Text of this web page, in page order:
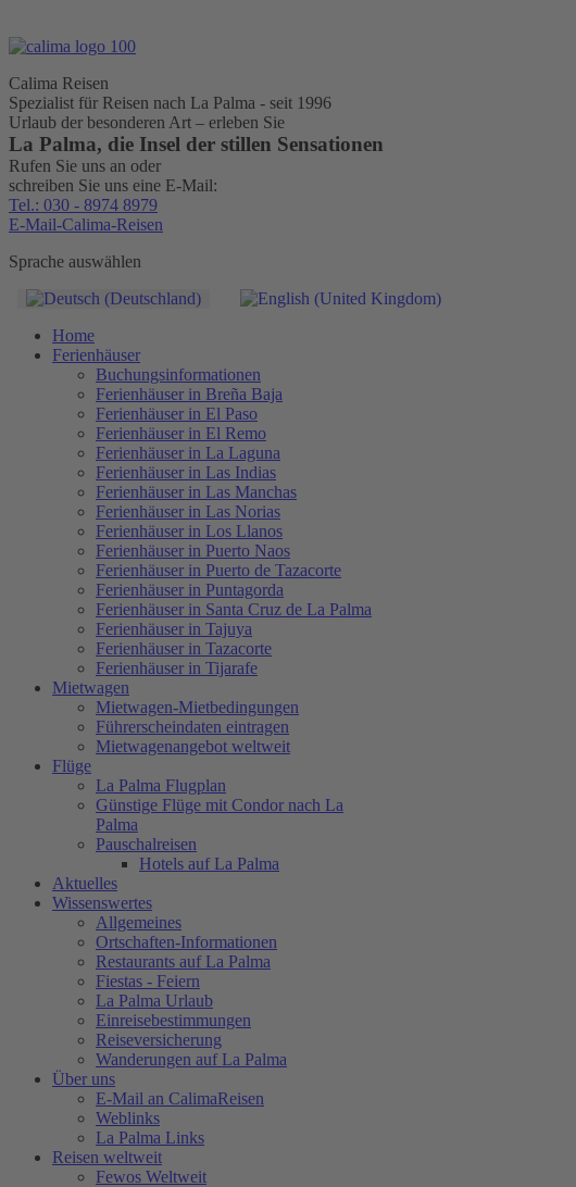
Calima Reisen
Spezialist für Reisen nach La Palma - seit 1996
Urlaub der besonderen Art – erleben Sie
La Palma, die Insel der stillen Sensationen
Rufen Sie uns an oder
schreiben Sie uns eine E-Mail:
Tel.: 030 - 8974 8979
E-Mail-Calima-Reisen
Sprache auswählen
Home
Ferienhäuser
Buchungsinformationen
Ferienhäuser in Breña Baja
Ferienhäuser in El Paso
Ferienhäuser in El Remo
Ferienhäuser in La Laguna
Ferienhäuser in Las Indias
Ferienhäuser in Las Manchas
Ferienhäuser in Las Norias
Ferienhäuser in Los Llanos
Ferienhäuser in Puerto Naos
Ferienhäuser in Puerto de Tazacorte
Ferienhäuser in Puntagorda
Ferienhäuser in Santa Cruz de La Palma
Ferienhäuser in Tajuya
Ferienhäuser in Tazacorte
Ferienhäuser in Tijarafe
Mietwagen
Mietwagen-Mietbedingungen
Führerscheindaten eintragen
Mietwagenangebot weltweit
Flüge
La Palma Flugplan
Günstige Flüge mit Condor nach La
Palma
Pauschalreisen
Hotels auf La Palma
Aktuelles
Wissenswertes
Allgemeines
Ortschaften-Informationen
Restaurants auf La Palma
Fiestas - Feiern
La Palma Urlaub
Einreisebestimmungen
Reiseversicherung
Wanderungen auf La Palma
Über uns
E-Mail an CalimaReisen
Weblinks
La Palma Links
Reisen weltweit
Fewos Weltweit